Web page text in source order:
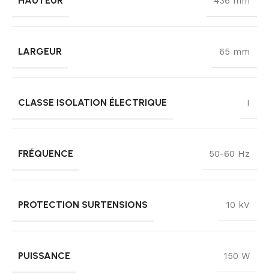
LARGEUR 65 mm
CLASSE ISOLATION ÉLECTRIQUE I
FRÉQUENCE 50-60 Hz
PROTECTION SURTENSIONS 10 kV
PUISSANCE 150 W